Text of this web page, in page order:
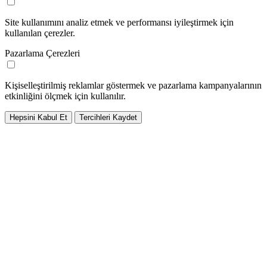
Site kullanımını analiz etmek ve performansı iyileştirmek için
kullanılan çerezler.
Pazarlama Çerezleri
Kişiselleştirilmiş reklamlar göstermek ve pazarlama kampanyalarının
etkinliğini ölçmek için kullanılır.
Hepsini Kabul Et Tercihleri Kaydet